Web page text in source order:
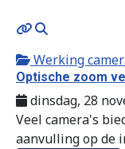
Werking
Optische zoom
dinsdag, 28
Veel camera's
aanvulling op de